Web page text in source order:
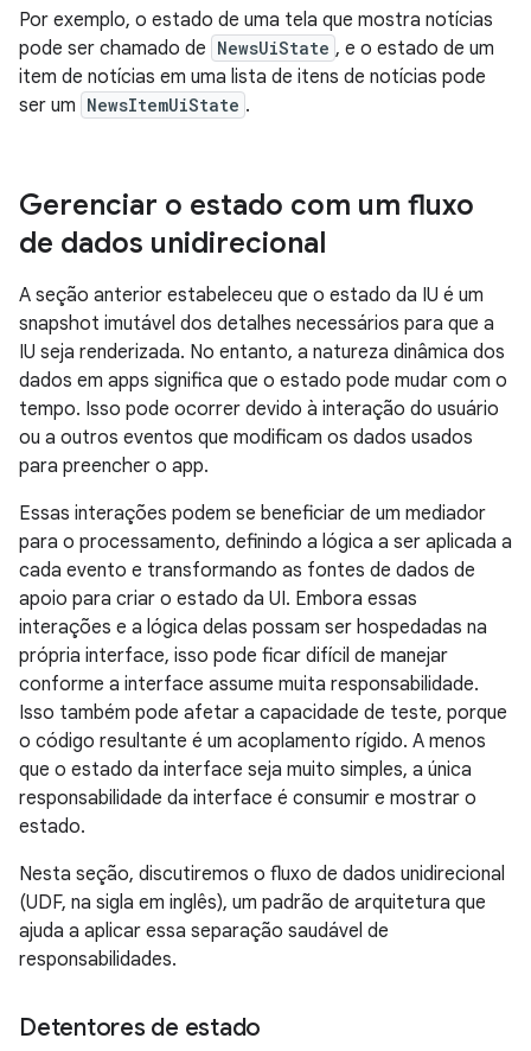
Por exemplo, o estado de uma tela que mostra notícias
pode ser chamado de NewsUiState , e o estado de um
item de notícias em uma lista de itens de notícias pode
ser um NewsItemUiState .
Gerenciar o estado com um fluxo
de dados unidirecional
A seção anterior estabeleceu que o estado da IU é um
snapshot imutável dos detalhes necessários para que a
IU seja renderizada. No entanto, a natureza dinâmica dos
dados em apps significa que o estado pode mudar com o
tempo. Isso pode ocorrer devido à interação do usuário
ou a outros eventos que modificam os dados usados
para preencher o app.
Essas interações podem se beneficiar de um mediador
para o processamento, definindo a lógica a ser aplicada a
cada evento e transformando as fontes de dados de
apoio para criar o estado da UI. Embora essas
interações e a lógica delas possam ser hospedadas na
própria interface, isso pode ficar difícil de manejar
conforme a interface assume muita responsabilidade.
Isso também pode afetar a capacidade de teste, porque
o código resultante é um acoplamento rígido. A menos
que o estado da interface seja muito simples, a única
responsabilidade da interface é consumir e mostrar o
estado.
Nesta seção, discutiremos o fluxo de dados unidirecional
(UDF, na sigla em inglês), um padrão de arquitetura que
ajuda a aplicar essa separação saudável de
responsabilidades.
Detentores de estado